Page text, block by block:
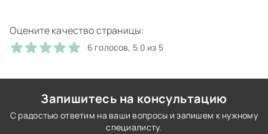
Оцените качество страницы:
6 голосов, 5.0 из 5
Запишитесь на консультацию
С радостью ответим на ваши вопросы и запишем к нужному
специалисту.